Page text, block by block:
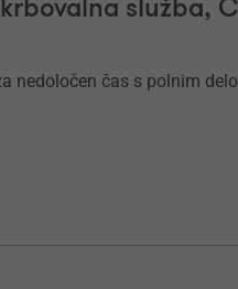
služba,
nedoločen čas s polnim